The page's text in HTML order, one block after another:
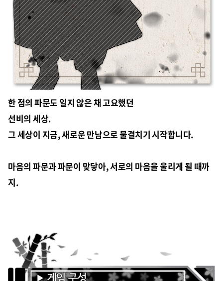
한 점의 파문도 일지 않은 채 고요했던
선비의 세상.
그 세상이 지금, 새로운 만남으로 물결치기 시작합니다.
마음의 파문과 파문이 맞닿아, 서로의 마음을 울리게 될 때까
지.